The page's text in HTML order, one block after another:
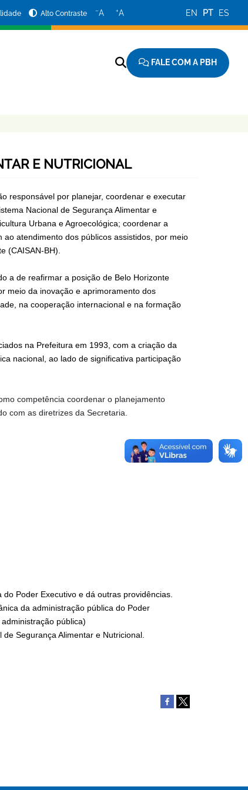
Alto Contraste −A +A EN PT ES
FALE COM A PBH
E NUTRICIONAL
responsável por planejar, coordenar e executar
Nacional de Segurança Alimentar e
Urbana e Agroecológica; coordenar a
atendimento dos públicos assistidos, por meio
(CAISAN-BH).
a de reafirmar a posição de Belo Horizonte
meio da inovação e aprimoramento dos
na cooperação internacional e na formação
na Prefeitura em 1993, com a criação da
nacional, ao lado de significativa participação
competência coordenar o planejamento
com as diretrizes da Secretaria.
Poder Executivo e dá outras providências.
da administração pública do Poder
pública)
Segurança Alimentar e Nutricional.